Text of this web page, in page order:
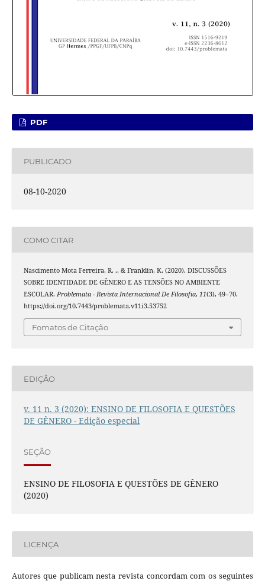
PDF
PUBLICADO
08-10-2020
COMO CITAR
Nascimento Mota Ferreira, R. ., & Franklin, K. (2020). DISCUSSÕES
SOBRE IDENTIDADE DE GÊNERO E AS TENSÕES NO AMBIENTE
ESCOLAR. Problemata - Revista Internacional De Filosofia, 11(3), 49–70.
https://doi.org/10.7443/problemata.v11i3.53752
Fomatos de Citação
EDIÇÃO
v. 11 n. 3 (2020): ENSINO DE FILOSOFIA E QUESTÕES
DE GÊNERO - Edição especial
SEÇÃO
ENSINO DE FILOSOFIA E QUESTÕES DE GÊNERO
(2020)
LICENÇA
Autores que publicam nesta revista concordam com os seguintes